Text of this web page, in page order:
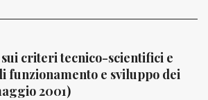
criteri tecnico-scientifici e
funzionamento e sviluppo dei
2001)